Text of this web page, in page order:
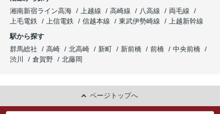
湘南新宿ライン高海
上越線 高崎線 八高線
両毛線
上毛電鉄
上信電鉄 信越本線 東武伊勢崎線
上越新幹線
駅から探す
群馬総社
高崎 北高崎 新町 新前橋 前橋
中央前橋
渋川
倉賀野 北藤岡
ページトップへ